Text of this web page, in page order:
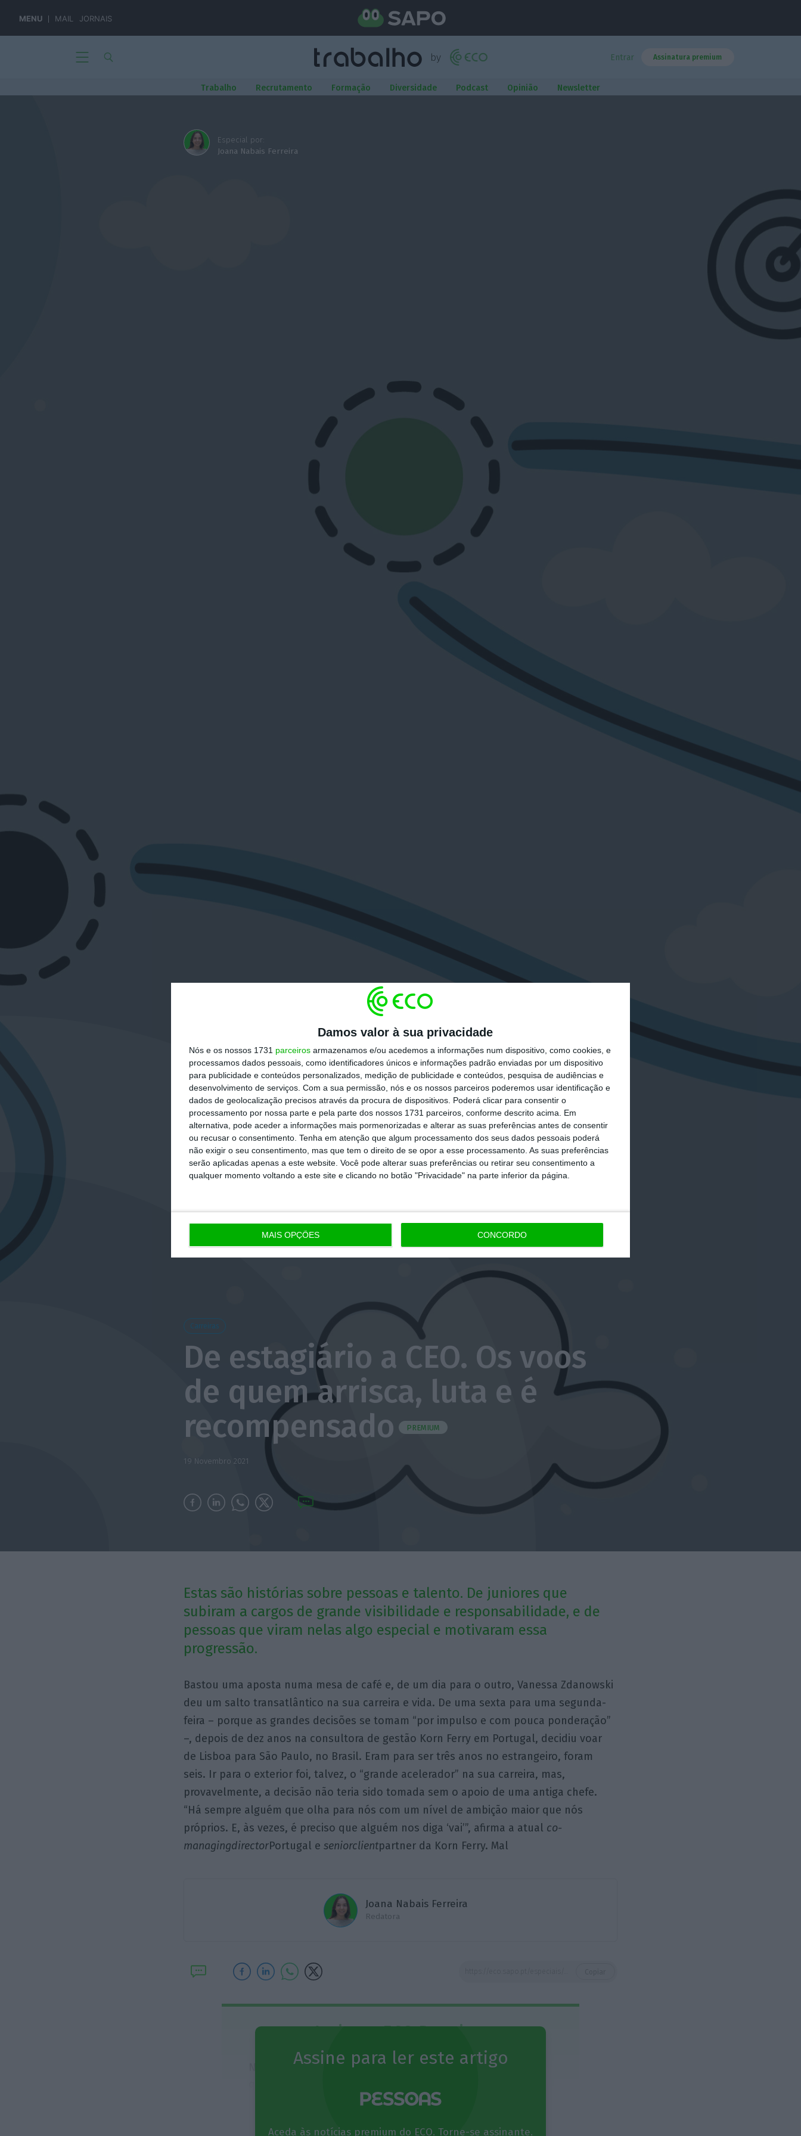
Damos valor à sua privacidade
Nós e os nossos 1731 parceiros armazenamos e/ou acedemos a informações num dispositivo, como cookies, e
processamos dados pessoais, como identificadores únicos e informações padrão enviadas por um dispositivo
para publicidade e conteúdos personalizados, medição de publicidade e conteúdos, pesquisa de audiências e
desenvolvimento de serviços. Com a sua permissão, nós e os nossos parceiros poderemos usar identificação e
dados de geolocalização precisos através da procura de dispositivos. Poderá clicar para consentir o
processamento por nossa parte e pela parte dos nossos 1731 parceiros, conforme descrito acima. Em
alternativa, pode aceder a informações mais pormenorizadas e alterar as suas preferências antes de consentir
ou recusar o consentimento. Tenha em atenção que algum processamento dos seus dados pessoais poderá
não exigir o seu consentimento, mas que tem o direito de se opor a esse processamento. As suas preferências
serão aplicadas apenas a este website. Você pode alterar suas preferências ou retirar seu consentimento a
qualquer momento voltando a este site e clicando no botão "Privacidade" na parte inferior da página.
MAIS OPÇÕES CONCORDO
MENU MAIL JORNAIS
Entrar Assinatura premium
Trabalho Recrutamento Formação Diversidade Podcast Opinião Newsletter
Especial por:
Joana Nabais Ferreira
Carreiras
De estagiário a CEO. Os voos
de quem arrisca, luta e é
recompensado
PREMIUM
19 Novembro 2021
Estas são histórias sobre pessoas e talento. De juniores que
subiram a cargos de grande visibilidade e responsabilidade, e de
pessoas que viram nelas algo especial e motivaram essa
progressão.
Bastou uma aposta numa mesa de café e, de um dia para o outro, Vanessa Zdanowski
deu um salto transatlântico na sua carreira e vida. De uma sexta para uma segunda-
feira – porque as grandes decisões se tomam “por impulso e com pouca ponderação”
–, depois de dez anos na consultora de gestão Korn Ferry em Portugal, decidiu voar
de Lisboa para São Paulo, no Brasil. Eram para ser três anos no estrangeiro, foram
seis. Ir para o exterior foi, talvez, o “grande acelerador” na sua carreira, mas,
provavelmente, a decisão não teria sido tomada sem o apoio de uma antiga chefe.
“Há sempre alguém que olha para nós com um nível de ambição maior que nós
próprios. E, às vezes, é preciso que alguém nos diga ‘vai’”, afirma a atual co-
managingdirectorPortugal eseniorclientpartner da Korn Ferry. Mal
Assine para ler este artigo
Aceda às notícias premium do ECO. Torne-se assinante.
Joana Nabais Ferreira
Redatora
Assine o ECO Premium
No momento em que a informação é mais importante do